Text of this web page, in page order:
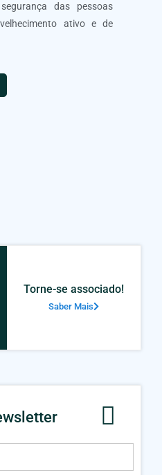
das pessoas
ativo e de
Torne-se associado!
Saber Mais